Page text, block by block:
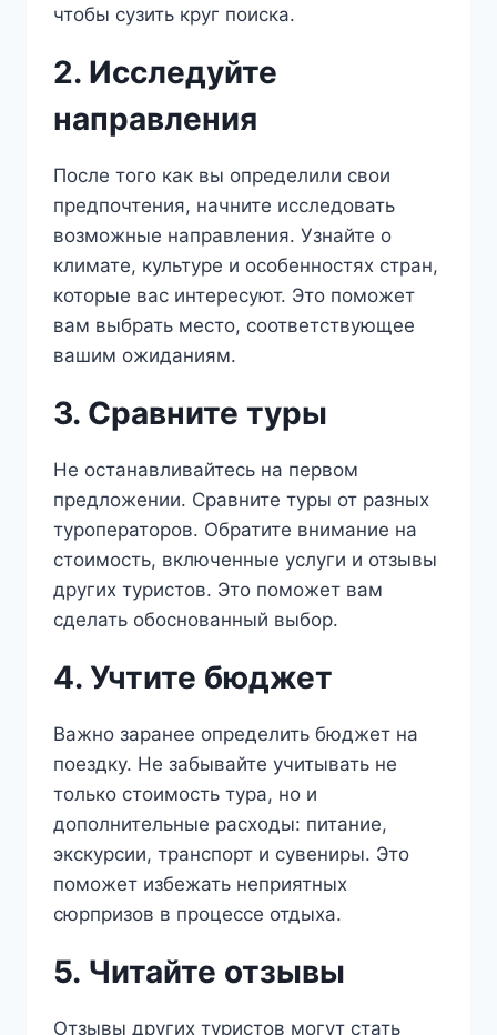
чтобы сузить круг поиска.
2. Исследуйте
направления
После того как вы определили свои
предпочтения, начните исследовать
возможные направления. Узнайте о
климате, культуре и особенностях стран,
которые вас интересуют. Это поможет
вам выбрать место, соответствующее
вашим ожиданиям.
3. Сравните туры
Не останавливайтесь на первом
предложении. Сравните туры от разных
туроператоров. Обратите внимание на
стоимость, включенные услуги и отзывы
других туристов. Это поможет вам
сделать обоснованный выбор.
4. Учтите бюджет
Важно заранее определить бюджет на
поездку. Не забывайте учитывать не
только стоимость тура, но и
дополнительные расходы: питание,
экскурсии, транспорт и сувениры. Это
поможет избежать неприятных
сюрпризов в процессе отдыха.
5. Читайте отзывы
Отзывы других туристов могут стать